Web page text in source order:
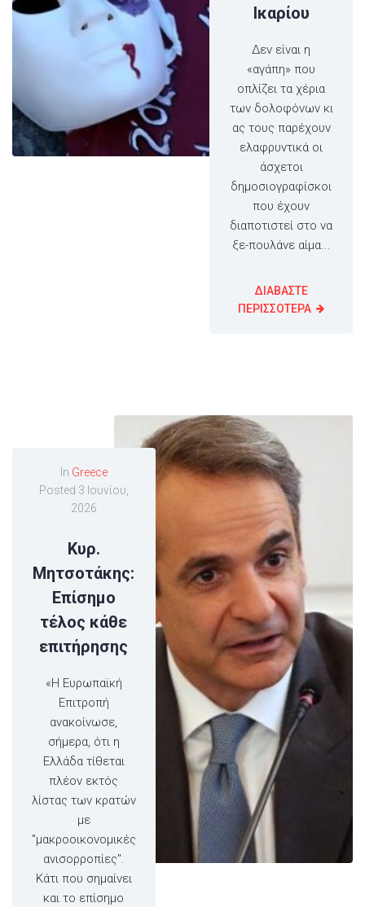
Ικαρίου
Δεν είναι η
«αγάπη» που
οπλίζει τα χέρια
των δολοφόνων κι
ας τους παρέχουν
ελαφρυντικά οι
άσχετοι
δημοσιογραφίσκοι
που έχουν
διαποτιστεί στο να
ξε-πουλάνε αίμα...
ΔΙΑΒΑΣΤΕ
ΠΕΡΙΣΣΟΤΕΡΑ
In Greece
Posted 3 Ιουνίου,
2026
Κυρ.
Μητσοτάκης:
Επίσημο
τέλος κάθε
επιτήρησης
«Η Ευρωπαϊκή
Επιτροπή
ανακοίνωσε,
σήμερα, ότι η
Ελλάδα τίθεται
πλέον εκτός
λίστας των κρατών
με
"μακροοικονομικές
ανισορροπίες".
Κάτι που σημαίνει
και το επίσημο